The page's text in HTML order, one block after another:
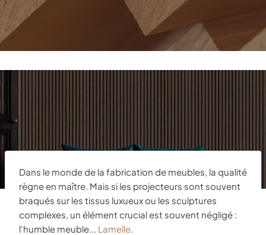
Dans le monde de la fabrication de meubles, la qualité
règne en maître. Mais si les projecteurs sont souvent
braqués sur les tissus luxueux ou les sculptures
complexes, un élément crucial est souvent négligé :
l'humble meuble... Lamelle